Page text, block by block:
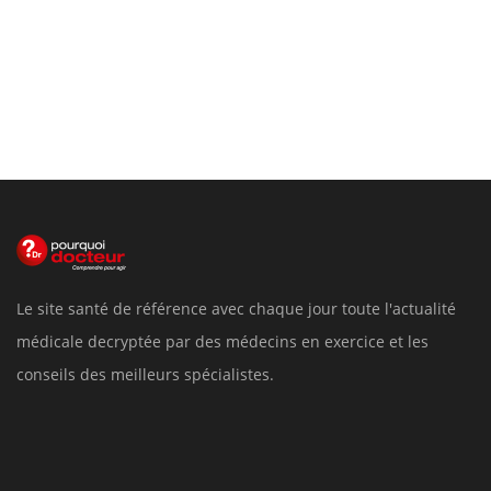
Le site santé de référence avec chaque jour toute l'actualité
médicale decryptée par des médecins en exercice et les
conseils des meilleurs spécialistes.